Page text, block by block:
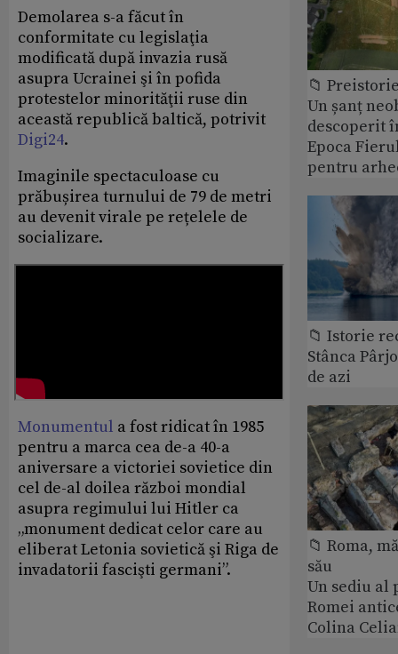
Demolarea s-a făcut în
conformitate cu legislaţia
modificată după invazia rusă
asupra Ucrainei şi în pofida
protestelor minorităţii ruse din
această republică baltică, potrivit
Digi24.
Imaginile spectaculoase cu
prăbușirea turnului de 79 de metri
au devenit virale pe rețelele de
socializare.
Monumentul a fost ridicat în 1985
pentru a marca cea de-a 40-a
aniversare a victoriei sovietice din
cel de-al doilea război mondial
asupra regimului lui Hitler ca
„monument dedicat celor care au
eliberat Letonia sovietică şi Riga de
invadatorii fascişti germani”.
📁
Un șanț
descoperit
Epoca
pentru
📁 Istorie
Stânca
de azi
📁 Roma,
său
Un sediu
Romei
Colina